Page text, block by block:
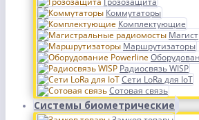
Коммутаторы
Комплектующие
Маршрутизаторы
Радиосвязь WISP
Сети LoRa для IoT
Сотовая связь
Системы биометрические